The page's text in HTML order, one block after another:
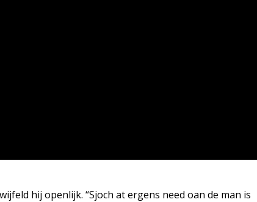
hij openlijk. “Sjoch at ergens need oan de man is